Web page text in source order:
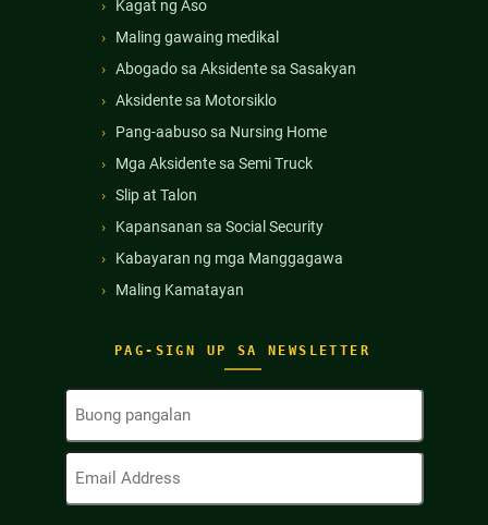
PAG-SIGN UP SA NEWSLETTER
Buong
(Kinakailangan)
Email
(Kinakailangan)
Kagat ng Aso
Maling gawaing medikal
Abogado sa Aksidente sa Sasakyan
Aksidente sa Motorsiklo
Pang-aabuso sa Nursing Home
Mga Aksidente sa Semi Truck
Slip at Talon
Kapansanan sa Social Security
Kabayaran ng mga Manggagawa
Maling Kamatayan